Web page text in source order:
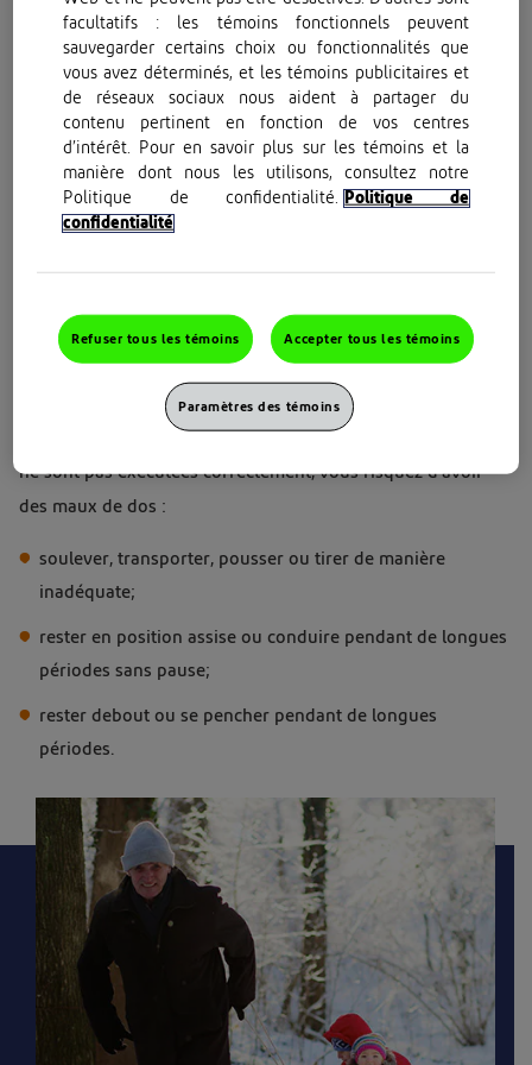
de nombreuses personnes souffrent à un moment ou à un
autre d’une élongation des muscles du dos.
Causes des maux de dos au travail
ne sont pas exécutées correctement, vous risquez d’avoir
des maux de dos :
soulever, transporter, pousser ou tirer de manière
inadéquate;
rester en position assise ou conduire pendant de longues
périodes sans pause;
rester debout ou se pencher pendant de longues
périodes.
facultatifs : les témoins fonctionnels peuvent
sauvegarder certains choix ou fonctionnalités que
vous avez déterminés, et les témoins publicitaires et
de réseaux sociaux nous aident à partager du
contenu pertinent en fonction de vos centres
d’intérêt. Pour en savoir plus sur les témoins et la
manière dont nous les utilisons, consultez notre
Politique de confidentialité.
Politique de
confidentialité
Refuser tous les témoins Accepter tous les témoins
Paramètres des témoins